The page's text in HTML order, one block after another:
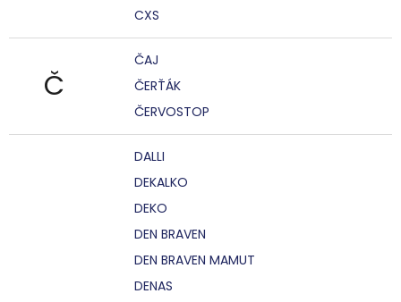
CXS
Č
ČAJ
ČERŤÁK
ČERVOSTOP
DALLI
DEKALKO
DEKO
DEN BRAVEN
DEN BRAVEN MAMUT
DENAS